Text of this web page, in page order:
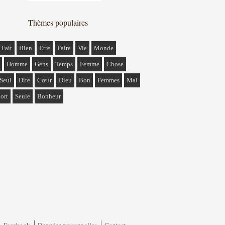
Thèmes populaires
Fait Bien Etre Faire Vie Monde
Homme Gens Temps Femme Chose
Seul Dire Cœur Dieu Bon Femmes Mal
Seule Bonheur